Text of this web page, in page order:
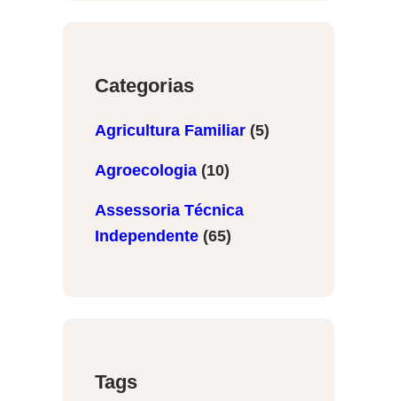
o
Categorias
Agricultura Familiar(5)
Agroecologia(10)
Assessoria Técnica
Independente(65)
Tags